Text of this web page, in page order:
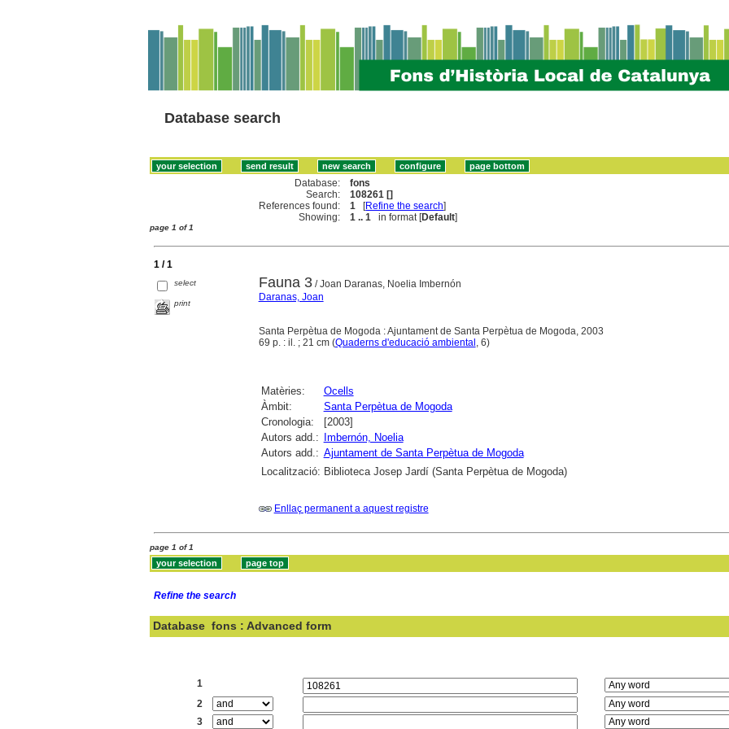
Database search
Database:
fons
Search:
108261 []
References found:
1 [Refine the search]
Showing:
1 .. 1 in format [Default]
page 1 of 1
1 / 1
select
print
Fauna 3/ Joan Daranas, Noelia Imbernón
Daranas, Joan
Santa Perpètua de Mogoda : Ajuntament de Santa Perpètua de Mogoda, 2003
69 p. : il. ; 21 cm (Quaderns d'educació ambiental, 6)
Matèries:
Ocells
Àmbit:
Santa Perpètua de Mogoda
Cronologia:
[2003]
Autors add.:
Imbernón, Noelia
Autors add.: Ajuntament de Santa Perpètua de Mogoda
Localització: Biblioteca Josep Jardí (Santa Perpètua de Mogoda)
Enllaç permanent a aquest registre
page 1 of 1
Refine the search
Database fons : Advanced form
1
2
3